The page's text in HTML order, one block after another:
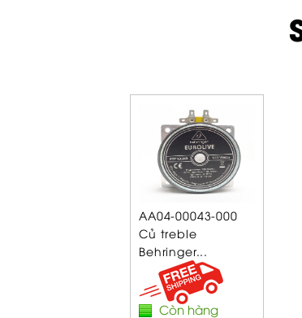
AA04-00043-000
Củ treble
Behringer...
Còn hàng